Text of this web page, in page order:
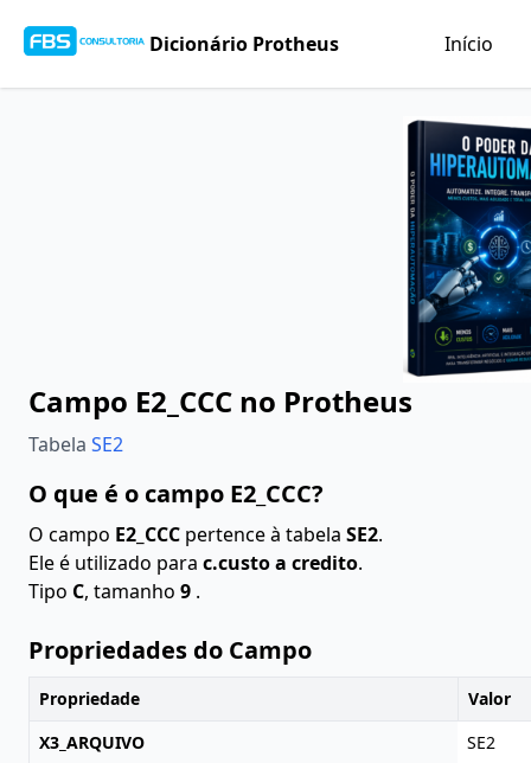
Dicionário Protheus Início
Campo E2_CCC no Protheus
Tabela SE2
O que é o campo E2_CCC?
O campo E2_CCC pertence à tabela SE2.
Ele é utilizado para c.custo a credito.
Tipo C, tamanho 9 .
Propriedades do Campo
Propriedade
Valor
X3_ARQUIVO
SE2